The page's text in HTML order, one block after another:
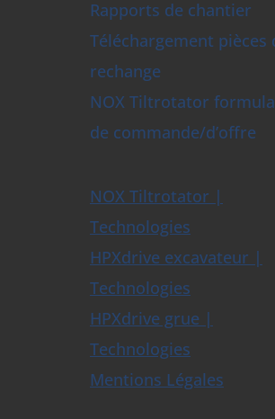
Rapports de chantier
Téléchargement pièces
rechange
NOX Tiltrotator
de commande/d’offre
NOX Tiltrotator |
Technologies
HPXdrive excavateur |
Technologies
HPXdrive grue |
Technologies
Mentions Légales